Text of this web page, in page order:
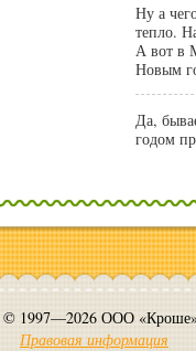
Ну а
тепло.
А вот в
Новым
Да,
годом
© 1997—2026 ООО
Правовая информация